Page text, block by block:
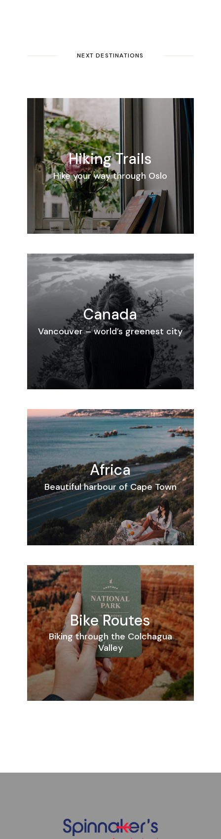
NEXT DESTINATIONS
Hiking Trails
Hike your way through Oslo
Canada
Vancouver – world’s greenest city
Africa
Beautiful harbour of Cape Town
Bike Routes
Biking through the Colchagua
Valley